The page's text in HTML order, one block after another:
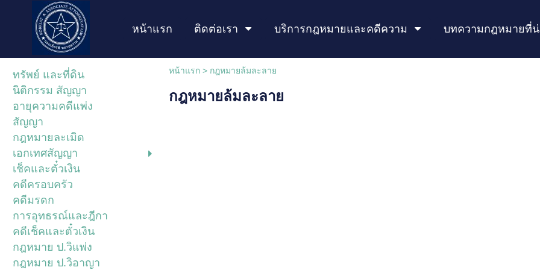
หน้าแรก ติดต่อเรา บริการกฎหมายและคดีความ บทความกฎหมายที่น่
ทรัพย์ และที่ดิน
นิติกรรม สัญญา
อายุความคดีแพ่ง
สัญญา
กฎหมายละเมิด
เอกเทศสัญญา
เช็คและตั๋วเงิน
คดีครอบครัว
คดีมรดก
การอุทธรณ์และฎีกา
คดีเช็คและตั๋วเงิน
กฎหมาย ป.วิแพ่ง
กฎหมาย ป.วิอาญา
หน้าแรก> กฎหมายล้มละลาย
กฎหมายล้มละลาย